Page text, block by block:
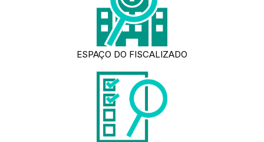
ESPAÇO DO FISCALIZADO